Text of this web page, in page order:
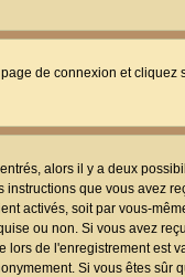
de connexion et cliquez
alors il y a deux
que vous avez
activés, soit par vous-
ou non. Si vous avez
lors de l'enregistrement est
Si vous êtes sûr